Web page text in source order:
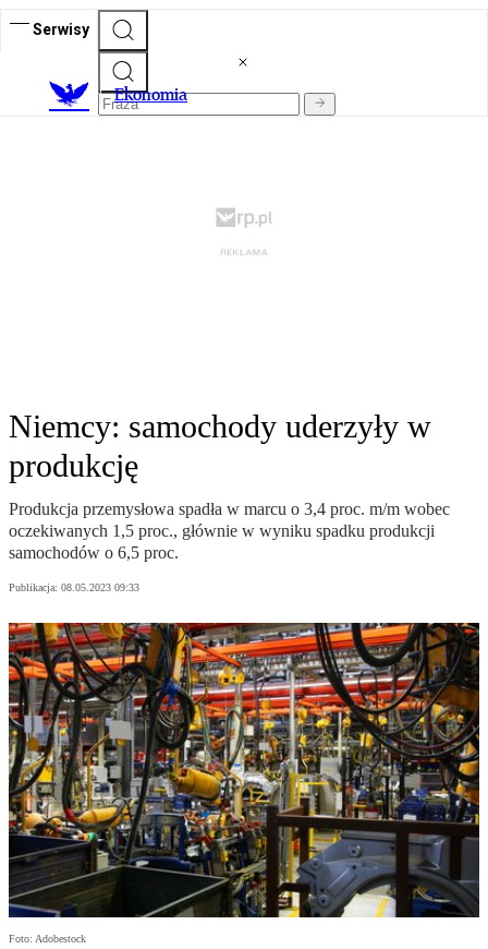
Serwisy
Ekonomia
Niemcy: samochody uderzyły w
produkcję
Produkcja przemysłowa spadła w marcu o 3,4 proc. m/m wobec
oczekiwanych 1,5 proc., głównie w wyniku spadku produkcji
samochodów o 6,5 proc.
Publikacja: 08.05.2023 09:33
Foto: Adobestock